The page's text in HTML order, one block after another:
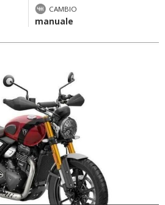
CAMBIO
manuale